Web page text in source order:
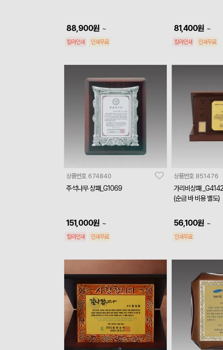
88,900원 ~
칼라인쇄 인쇄무료
81,400원 ~
칼라인쇄 인쇄무료
상품번호 674840
주석나무 상패_G1069
151,000원 ~
칼라인쇄 인쇄무료
상품번호 851476
가리비상패
(순금 바 비용 별도)
56,100원 ~
인쇄무료